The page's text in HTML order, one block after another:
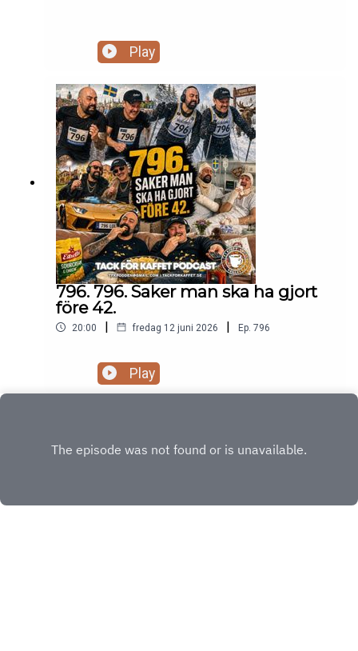
Play
796. 796. Saker man ska ha gjort
före 42.
20:00 | fredag 12 juni 2026 | Ep. 796
Play